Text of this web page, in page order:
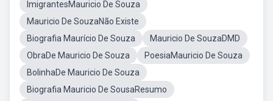
ImigrantesMauricio De Souza
Mauricio De SouzaNão Existe
Biografia Maurício De Souza
Mauricio De SouzaDMD
ObraDe Mauricio De Souza
PoesiaMauricio De Souza
BolinhaDe Mauricio De Souza
Biografia Mauricio De SousaResumo